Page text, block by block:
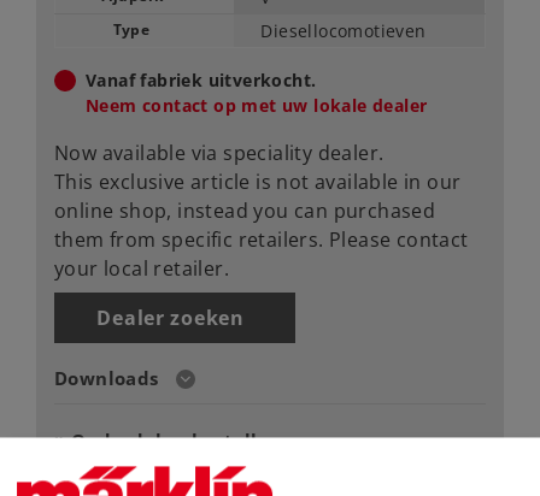
Type Diesellocomotieven
Vanaf fabriek uitverkocht.
Neem contact op met uw lokale dealer
Now available via speciality dealer.
This exclusive article is not available in our
online shop, instead you can purchased
them from specific retailers. Please contact
your local retailer.
Dealer zoeken
Downloads
Onderdelen bestellen